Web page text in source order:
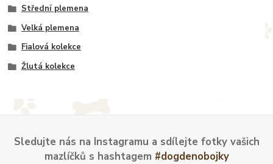
Střední plemena
Velká plemena
Fialová kolekce
Žlutá kolekce
Sledujte nás na Instagramu a sdílejte fotky vašich
mazlíčků s hashtagem #dogdenobojky